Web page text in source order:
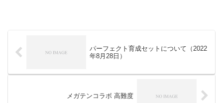
パーフェクト育成セットについて（2022
年8月28日）
メガテンコラボ 高難度